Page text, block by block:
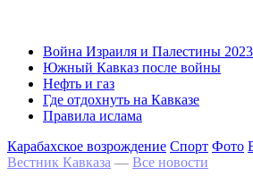
Война Израиля и Палестины 2023
Южный Кавказ после войны
Нефть и газ
Где отдохнуть на Кавказе
Правила ислама
Карабахское возрождение Спорт Фото
Вестник Кавказа — Все новости